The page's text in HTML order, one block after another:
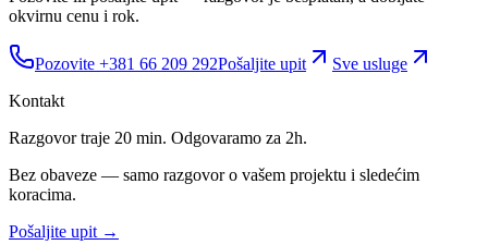
okvirnu cenu i rok.
Pozovite +381 66 209 292Pošaljite upit
Sve usluge
Kontakt
Razgovor traje 20 min. Odgovaramo za 2h.
Bez obaveze — samo razgovor o vašem projektu i sledećim
koracima.
Pošaljite upit →